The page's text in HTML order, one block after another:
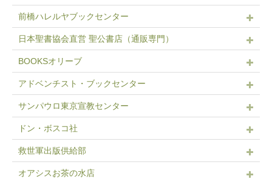
前橋ハレルヤブックセンター
日本聖書協会直営 聖公書店（通販専門）
BOOKSオリーブ
アドベンチスト・ブックセンター
サンパウロ東京宣教センター
ドン・ボスコ社
救世軍出版供給部
オアシスお茶の水店